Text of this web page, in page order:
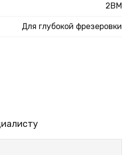
2BM
Для глубокой фрезеровки